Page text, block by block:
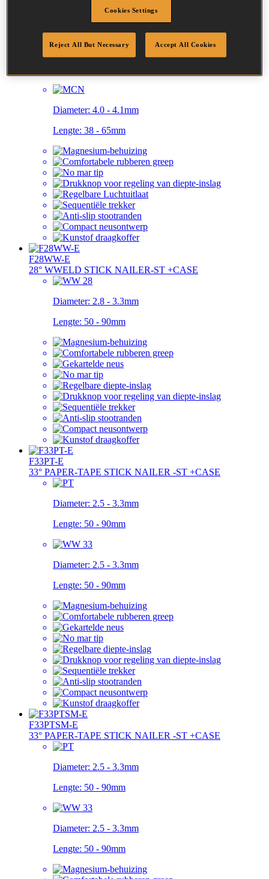
21° 2IN1 RH & MCN STICK NAILER-ST +CASE
Diameter:2.5 - 3.3mm
Diameter: 4.0 - 4.1mm
Lengte: 38 - 65mm
F28WW-E
28° WWELD STICK NAILER-ST +CASE
Diameter: 2.8 - 3.3mm
Lengte: 50 - 90mm
F33PT-E
33° PAPER-TAPE STICK NAILER -ST +CASE
Diameter: 2.5 - 3.3mm
Lengte: 50 - 90mm
Diameter: 2.5 - 3.3mm
Lengte: 50 - 90mm
F33PTSM-E
33° PAPER-TAPE STICK NAILER -ST +CASE
Diameter: 2.5 - 3.3mm
Lengte: 50 - 90mm
Diameter: 2.5 - 3.3mm
Lengte: 50 - 90mm
Cookies Settings
Reject All But Necessary Accept All Cookies